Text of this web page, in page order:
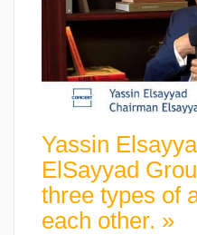
Yassin
ElSayyad
three types of
each other. »